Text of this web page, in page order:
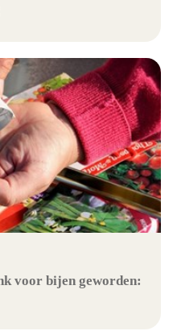
voor bijen geworden: